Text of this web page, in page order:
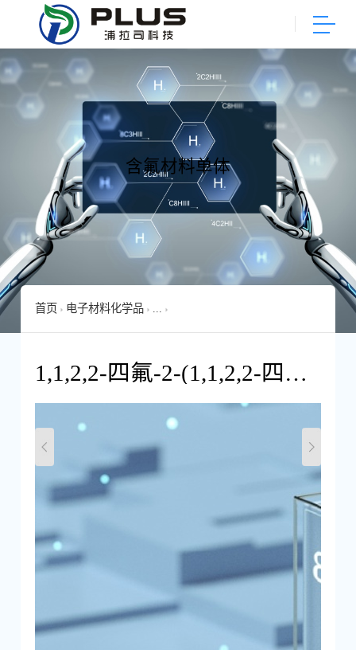
含氟材料单体
首页 电子材料化学品 ... 1,1,2,2-四氟-2-(1,1,2,2-四氟乙氧基)
1,1,2,2-四氟-2-(1,1,2,2-四氟乙氧基)乙烷磺酸钾